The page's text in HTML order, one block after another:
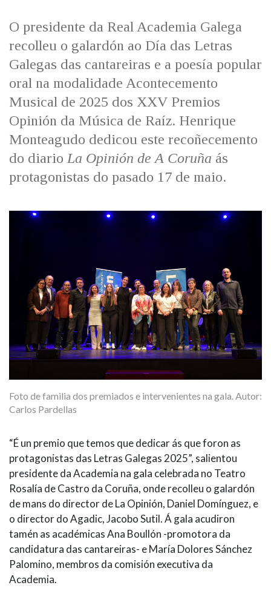
MARCIAL DEL ADALID
CASA-MUSEO EMILIA PARDO
BAZÁN
PRIMAVERA DAS LETRAS
PORTAL DAS PALABRAS
O presidente da Real Academia Galega
recolleu o galardón ao Día das Letras
Galegas das cantareiras e a poesía popular
oral na modalidade Acontecemento
Musical de 2025 dos XXV Premios
Opinión da Música de Raíz. Henrique
Monteagudo dedicou este recoñecemento
do diario La Opinión de A Coruña ás
protagonistas do pasado 17 de maio.
Foto de familia dos premiados e intervenientes na gala. Autor:
Carlos Pardellas
“É un premio que temos que dedicar ás que foron as
protagonistas das Letras Galegas 2025”, salientou
presidente da Academia na gala celebrada no Teatro
Rosalía de Castro da Coruña, onde recolleu o galardón
de mans do director de La Opinión, Daniel Domínguez, e
o director do Agadic, Jacobo Sutil. Á gala acudiron
tamén as académicas Ana Boullón -promotora da
candidatura das cantareiras- e María Dolores Sánchez
Palomino, membros da comisión executiva da
Academia.